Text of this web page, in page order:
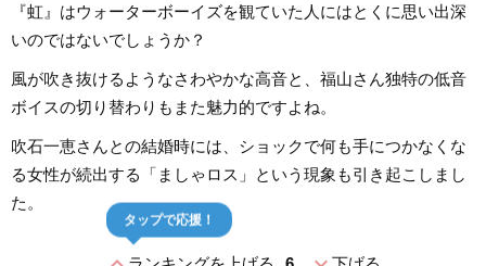
『虹』はウォーターボーイズを観ていた人にはとくに思い出深
いのではないでしょうか？
風が吹き抜けるようなさわやかな高音と、福山さん独特の低音
ボイスの切り替わりもまた魅力的ですよね。
吹石一恵さんとの結婚時には、ショックで何も手につかなくな
る女性が続出する「ましゃロス」という現象も引き起こしまし
た。
タップで応援！